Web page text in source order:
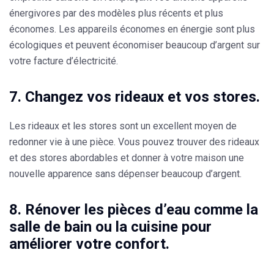
énergivores par des modèles plus récents et plus
économes. Les appareils économes en énergie sont plus
écologiques et peuvent économiser beaucoup d’argent sur
votre facture d’électricité.
7. Changez vos rideaux et vos stores.
Les rideaux et les stores sont un excellent moyen de
redonner vie à une pièce. Vous pouvez trouver des rideaux
et des stores abordables et donner à votre maison une
nouvelle apparence sans dépenser beaucoup d’argent.
8. Rénover les pièces d’eau comme la
salle de bain ou la cuisine pour
améliorer votre confort.